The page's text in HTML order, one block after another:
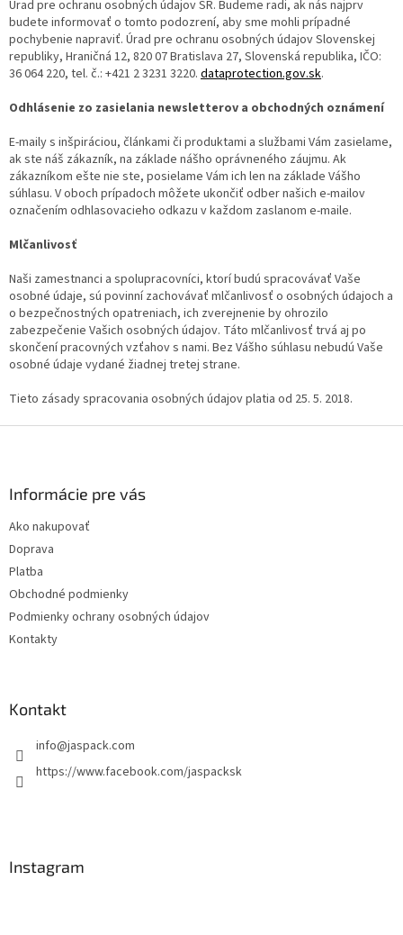
Úrad pre ochranu osobných údajov SR. Budeme radi, ak nás najprv
budete informovať o tomto podozrení, aby sme mohli prípadné
pochybenie napraviť. Úrad pre ochranu osobných údajov Slovenskej
republiky, Hraničná 12, 820 07 Bratislava 27, Slovenská republika, IČO:
36 064 220, tel. č.: +421 2 3231 3220. dataprotection.gov.sk.
Odhlásenie zo zasielania newsletterov a obchodných oznámení
E-maily s inšpiráciou, článkami či produktami a službami Vám zasielame,
ak ste náš zákazník, na základe nášho oprávneného záujmu. Ak
zákazníkom ešte nie ste, posielame Vám ich len na základe Vášho
súhlasu. V oboch prípadoch môžete ukončiť odber našich e-mailov
označením odhlasovacieho odkazu v každom zaslanom e-maile.
Mlčanlivosť
Naši zamestnanci a spolupracovníci, ktorí budú spracovávať Vaše
osobné údaje, sú povinní zachovávať mlčanlivosť o osobných údajoch a
o bezpečnostných opatreniach, ich zverejnenie by ohrozilo
zabezpečenie Vašich osobných údajov. Táto mlčanlivosť trvá aj po
skončení pracovných vzťahov s nami. Bez Vášho súhlasu nebudú Vaše
osobné údaje vydané žiadnej tretej strane.
Tieto zásady spracovania osobných údajov platia od 25. 5. 2018.
Informácie pre vás
Ako nakupovať
Doprava
Platba
Obchodné podmienky
Podmienky ochrany osobných údajov
Kontakty
Kontakt
info@jaspack.com
https://www.facebook.com/jaspacksk
Instagram